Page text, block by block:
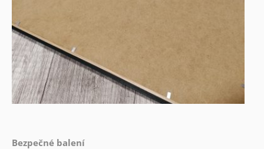
Bezpečné balení